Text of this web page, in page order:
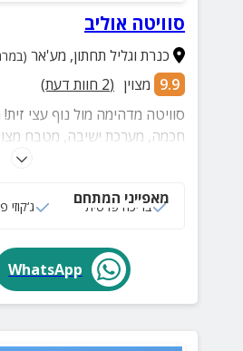
סוויטה אוליב
כנרת וגליל תחתון, מע'אר (במרחק
9.9 מצוין (
2 חוות דעת)
סוויטה מדהימה מול נוף עצי זית!
חכמה, מערכת ישיבה, מטבח
רחצה מוקפד. לסוויטה בריכה
מאפייני המתחם
בריכה פרטית ג‘קוזי
WhatsApp